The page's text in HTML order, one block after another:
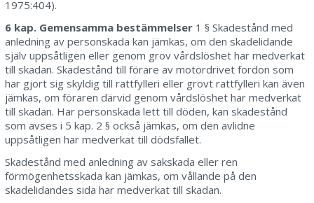
1975:404).
6 kap. Gemensamma bestämmelser 1 § Skadestånd med
anledning av personskada kan jämkas, om den skadelidande
själv uppsåtligen eller genom grov vårdslöshet har medverkat
till skadan. Skadestånd till förare av motordrivet fordon som
har gjort sig skyldig till rattfylleri eller grovt rattfylleri kan även
jämkas, om föraren därvid genom vårdslöshet har medverkat
till skadan. Har personskada lett till döden, kan skadestånd
som avses i 5 kap. 2 § också jämkas, om den avlidne
uppsåtligen har medverkat till dödsfallet.
Skadestånd med anledning av sakskada eller ren
förmögenhetsskada kan jämkas, om vållande på den
skadelidandes sida har medverkat till skadan.